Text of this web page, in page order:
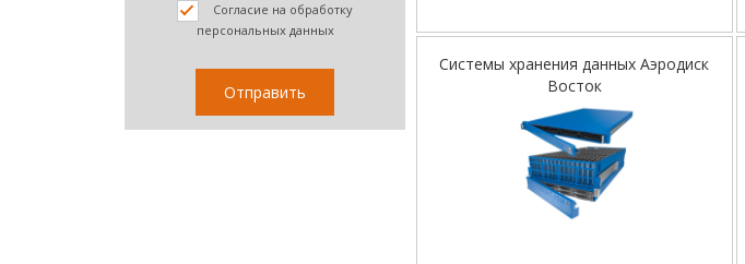
Согласие на обработку
персональных данных
Системы хранения данных Аэродиск
Восток